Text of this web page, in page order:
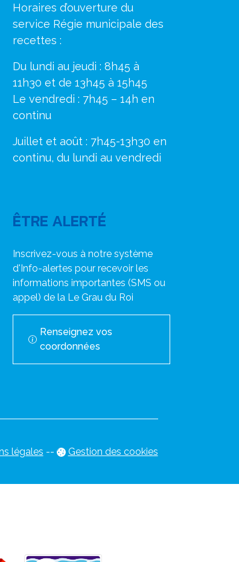
Horaires d’ouverture du
service Régie municipale des
recettes :
Du lundi au jeudi : 8h45 à
11h30 et de 13h45 à 15h45
Le vendredi : 7h45 – 14h en
continu
Juillet et août : 7h45-13h30 en
continu, du lundi au vendredi
ÊTRE ALERTÉ
Inscrivez-vous à notre système
d'Info-alertes pour recevoir les
informations importantes (SMS ou
appel) de la Le Grau du Roi
Renseignez vos
coordonnées
légales -- Gestion des cookies